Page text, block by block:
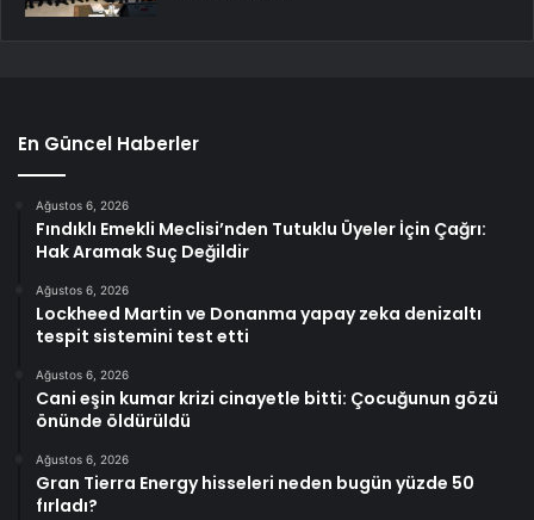
En Güncel Haberler
Ağustos 6, 2026
Fındıklı Emekli Meclisi’nden Tutuklu Üyeler İçin Çağrı:
Hak Aramak Suç Değildir
Ağustos 6, 2026
Lockheed Martin ve Donanma yapay zeka denizaltı
tespit sistemini test etti
Ağustos 6, 2026
Cani eşin kumar krizi cinayetle bitti: Çocuğunun gözü
önünde öldürüldü
Ağustos 6, 2026
Gran Tierra Energy hisseleri neden bugün yüzde 50
fırladı?